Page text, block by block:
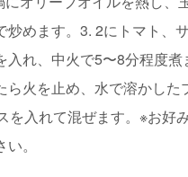
炒めます。3. 2にトマト、
入れ、中火で5〜8分程度
ら火を止め、水で溶かした
を入れて混ぜます。※お好
。